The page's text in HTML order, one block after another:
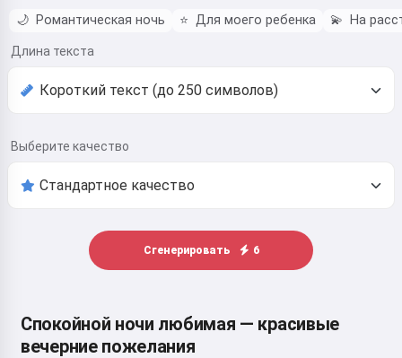
🌙 Романтическая ночь ⭐ Для моего ребенка 💫 На
Длина текста
Выберите качество
Сгенерировать 6
Спокойной ночи любимая — красивые
вечерние пожелания